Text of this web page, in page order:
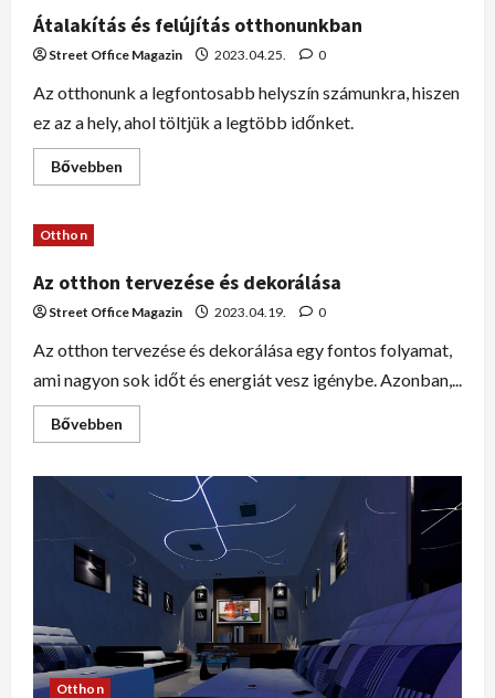
Átalakítás és felújítás otthonunkban
Street Office Magazin 2023.04.25. 0
Az otthonunk a legfontosabb helyszín számunkra, hiszen
ez az a hely, ahol töltjük a legtöbb időnket.
Bővebben
Otthon
Az otthon tervezése és dekorálása
Street Office Magazin 2023.04.19. 0
Az otthon tervezése és dekorálása egy fontos folyamat,
ami nagyon sok időt és energiát vesz igénybe. Azonban,...
Bővebben
Otthon